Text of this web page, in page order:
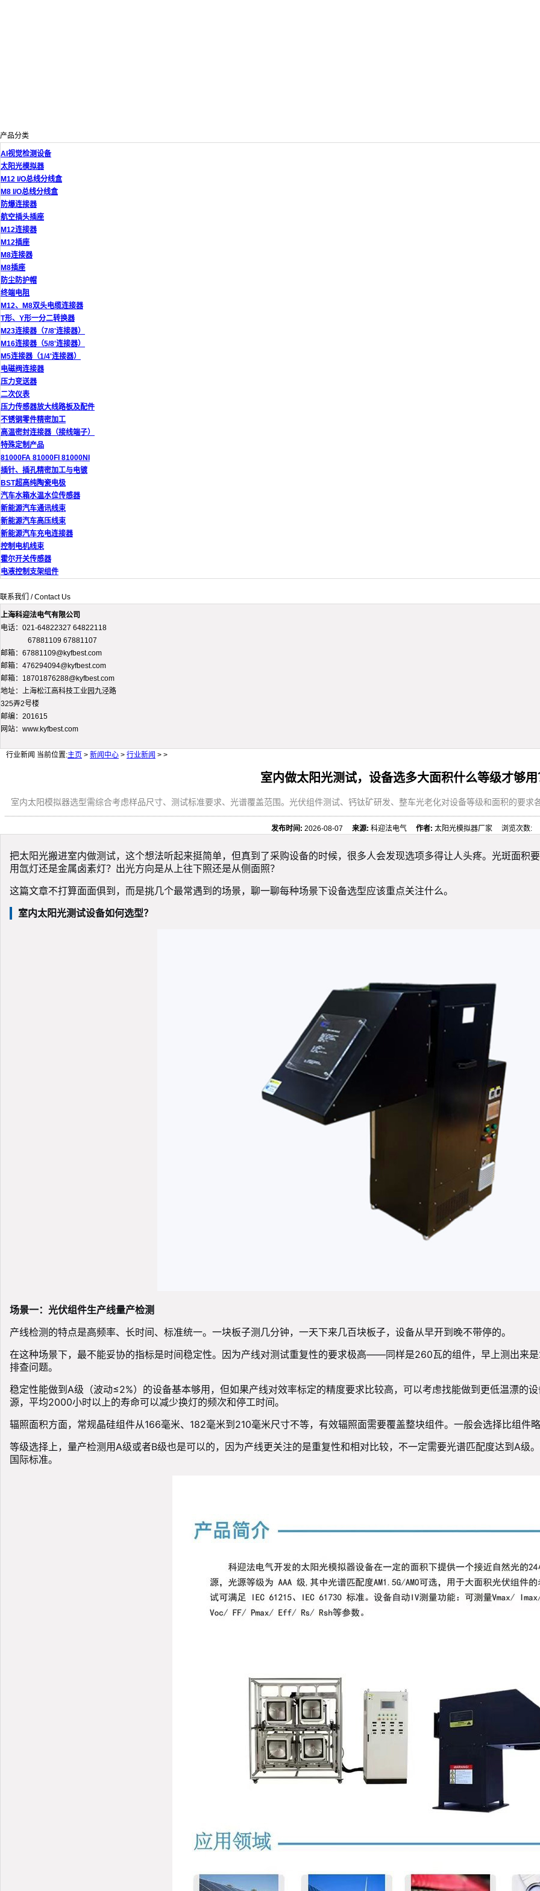
产品分类
AI视觉检测设备
太阳光模拟器
M12 I/O总线分线盒
M8 I/O总线分线盒
防爆连接器
航空插头插座
M12连接器
M12插座
M8连接器
M8插座
防尘防护帽
终端电阻
M12、M8双头电缆连接器
T形、Y形一分二转换器
M23连接器（7/8'连接器）
M16连接器（5/8'连接器）
M5连接器（1/4'连接器）
电磁阀连接器
压力变送器
二次仪表
压力传感器放大线路板及配件
不锈钢零件精密加工
高温密封连接器（接线端子）
特殊定制产品
81000FA 81000FI 81000NI
插针、插孔精密加工与电镀
BST超高纯陶瓷电极
汽车水箱水温水位传感器
新能源汽车通讯线束
新能源汽车高压线束
新能源汽车充电连接器
控制电机线束
霍尔开关传感器
电液控制支架组件
联系我们 / Contact Us
上海科迎法电气有限公司
电话：021-64822327 64822118
67881109 67881107
邮箱：67881109@kyfbest.com
邮箱：476294094@kyfbest.com
邮箱：18701876288@kyfbest.com
地址：上海松江高科技工业园九泾路
325弄2号楼
邮编：201615
网站：www.kyfbest.com
行业新闻 当前位置:主页 > 新闻中心 > 行业新闻 > >
室内做太阳光测试，设备选多大面积什么等级才够用
室内太阳模拟器选型需综合考虑样品尺寸、测试标准要求、光谱覆盖范围。光伏组件测试、钙钛矿研发、整车光老化对设备等级和面积的要求
发布时间: 2026-08-07来源: 科迎法电气作者: 太阳光模拟器厂家 浏览次数:
把太阳光搬进室内做测试，这个想法听起来挺简单，但真到了采购设备的时候，很多人会发现选项多得让人头疼。光斑面积
用氙灯还是金属卤素灯？出光方向是从上往下照还是从侧面照？
这篇文章不打算面面俱到，而是挑几个最常遇到的场景，聊一聊每种场景下设备选型应该重点关注什么。
室内太阳光测试设备如何选型？
场景一：光伏组件生产线量产检测
产线检测的特点是高频率、长时间、标准统一。一块板子测几分钟，一天下来几百块板子，设备从早开到晚不带停的。
在这种场景下，最不能妥协的指标是时间稳定性。因为产线对测试重复性的要求极高——同样是260瓦的组件，早上测出来
排查问题。
稳定性能做到A级（波动≤2%）的设备基本够用，但如果产线对效率标定的精度要求比较高，可以考虑找能做到更低温漂的
源，平均2000小时以上的寿命可以减少换灯的频次和停工时间。
辐照面积方面，常规晶硅组件从166毫米、182毫米到210毫米尺寸不等，有效辐照面需要覆盖整块组件。一般会选择比组件
等级选择上，量产检测用A级或者B级也是可以的，因为产线更关注的是重复性和相对比较，不一定需要光谱匹配度达到A级
国际标准。